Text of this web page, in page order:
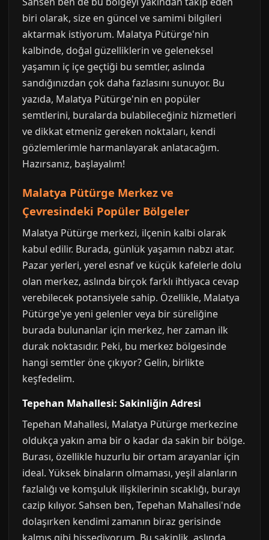
biri olarak, size en güncel ve samimi bilgileri
aktarmak istiyorum. Malatya Pütürge'nin
kalbinde, doğal güzelliklerin ve geleneksel
yaşamın iç içe geçtiği bu semtler, aslında
sandığınızdan çok daha fazlasını sunuyor. Bu
yazıda, Malatya Pütürge'nin en popüler
semtlerini, buralarda bulabileceğiniz hizmetleri
ve dikkat etmeniz gereken noktaları, kendi
gözlemlerimle harmanlayarak anlatacağım.
Hazırsanız, başlayalım!
Malatya Pütürge Merkez ve
Çevresindeki Popüler Bölgeler
Malatya Pütürge merkezi, ilçenin kalbi olarak
kabul edilir. Burada, günlük yaşamın nabzı atar.
Pazar yerleri, yerel esnaf ve küçük kafelerle dolu
olan merkez, aslında birçok farklı ihtiyaca cevap
verebilecek potansiyele sahip. Özellikle, Malatya
Pütürge'ye yeni gelenler veya bir süreliğine
burada bulunanlar için merkez, her zaman ilk
durak noktasıdır. Peki, bu merkez bölgesinde
hangi semtler öne çıkıyor? Gelin, birlikte
keşfedelim.
Tepehan Mahallesi: Sakinliğin Adresi
Tepehan Mahallesi, Malatya Pütürge merkezine
oldukça yakın ama bir o kadar da sakin bir bölge.
Burası, özellikle huzurlu bir ortam arayanlar için
ideal. Yüksek binaların olmaması, yeşil alanların
fazlalığı ve komşuluk ilişkilerinin sıcaklığı, burayı
cazip kılıyor. Sahsen ben, Tepehan Mahallesi'nde
dolaşırken kendimi zamanın biraz gerisinde